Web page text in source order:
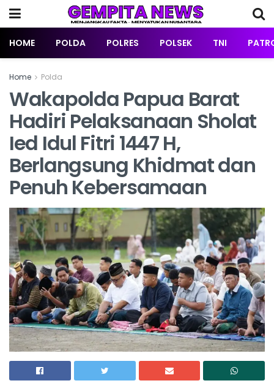
HOME POLDA POLRES POLSEK TNI
Home Polda
Wakapolda Papua Barat
Hadiri Pelaksanaan Sholat
Ied Idul Fitri 1447 H,
Berlangsung Khidmat dan
Penuh Kebersamaan